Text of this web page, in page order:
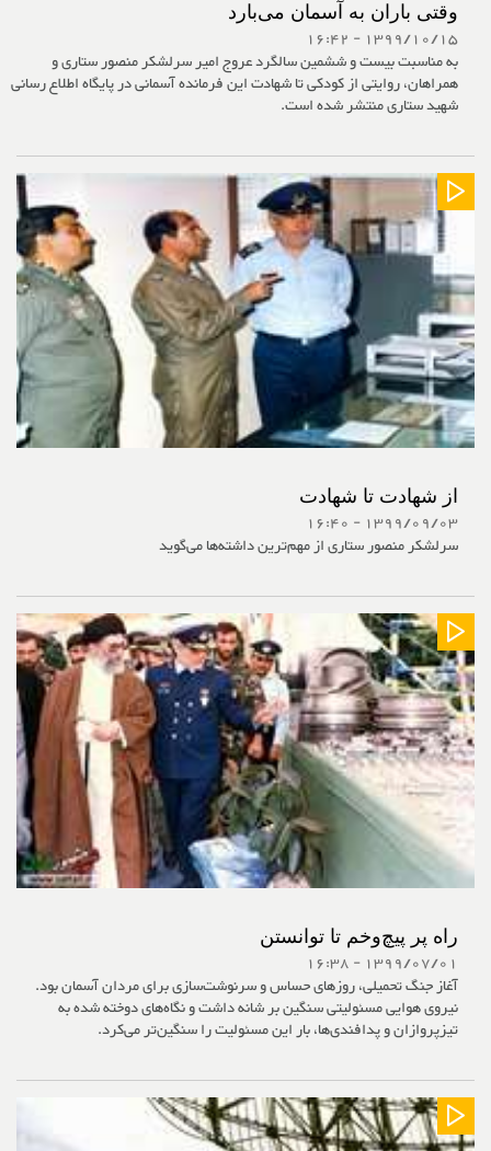
وقتی باران به آسمان می‌بارد
1399/10/15 - 16:42
به مناسبت بیست و ششمین سالگرد عروج امیر سرلشکر منصور ستاری و
همراهان، روایتی از کودکی تا شهادت این فرمانده آسمانی در پایگاه اطلاع رسانی
شهید ستاری منتشر شده است.
از شهادت تا شهادت
1399/09/03 - 16:40
سرلشکر منصور ستاری از مهم‌ترین داشته‌ها می‌گوید
راه پر پیچ‌وخم تا توانستن
1399/07/01 - 16:38
آغاز جنگ تحمیلی، روزهای حساس و سرنوشت‌سازی برای مردان آسمان بود.
نیروی هوایی مسئولیتی سنگین بر شانه داشت و نگاه‌های دوخته شده به
تیزپروازان و پدافندی‌ها، بار این مسئولیت را سنگین‌تر می‌کرد.